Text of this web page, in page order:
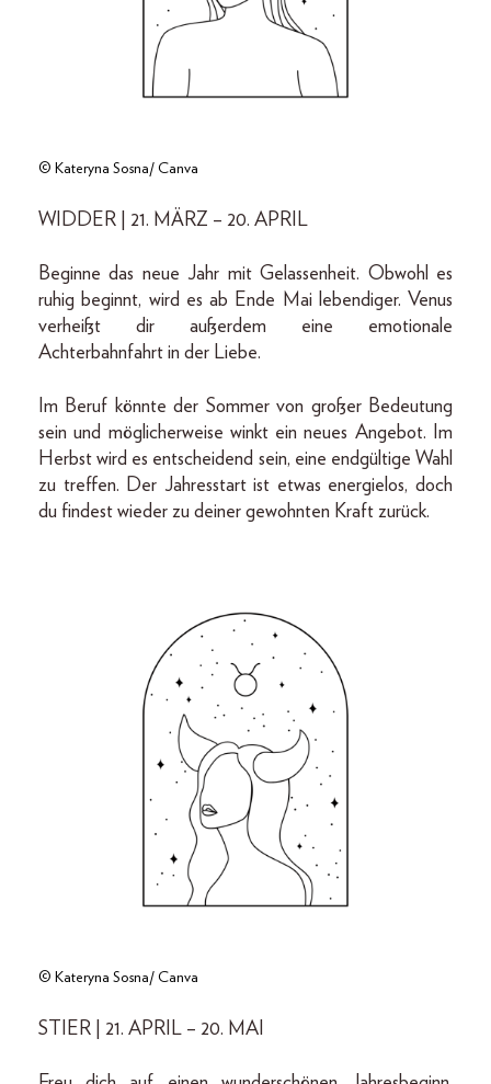
© Kateryna Sosna/ Canva
WIDDER | 21. MÄRZ – 20. APRIL
Beginne das neue Jahr mit Gelassenheit. Obwohl es
ruhig beginnt, wird es ab Ende Mai lebendiger. Venus
verheißt dir außerdem eine emotionale
Achterbahnfahrt in der Liebe.
Im Beruf könnte der Sommer von großer Bedeutung
sein und möglicherweise winkt ein neues Angebot. Im
Herbst wird es entscheidend sein, eine endgültige Wahl
zu treffen. Der Jahresstart ist etwas energielos, doch
du findest wieder zu deiner gewohnten Kraft zurück.
© Kateryna Sosna/ Canva
STIER | 21. APRIL – 20. MAI